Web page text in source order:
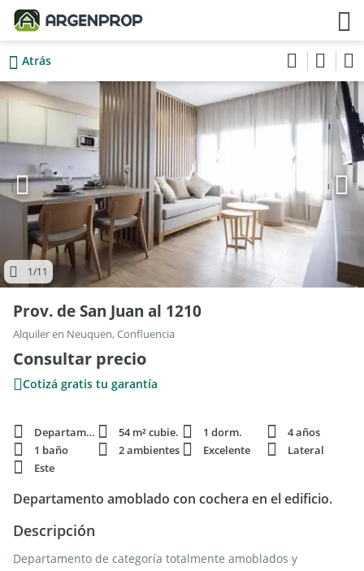
Atrás
1/11
Prov. de San Juan al 1210
Alquiler en Neuquen, Confluencia
Consultar precio
Cotizá gratis tu garantía
Departamento 54 m² cubie. 1 dorm.
4 años
1 baño
2 ambientes Excelente
Lateral
Este
Departamento amoblado con cochera en el edificio.
Descripción
Departamento de categoría totalmente amoblados y